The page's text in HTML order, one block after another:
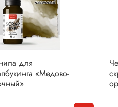
для
«Медово-